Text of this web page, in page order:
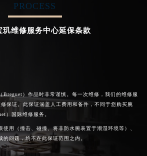

PROCESS
玑维修服务中心延保条款
Breguet）作品时非常谨慎。每一次维修，我们的维修服
保证。此保证涵盖人工费用和备件，不同于您购买腕
）国际维修服务。
使用（撞击、碰撞、将非防水腕表置于潮湿环境等）、
问题，均不在此保证范围之内。